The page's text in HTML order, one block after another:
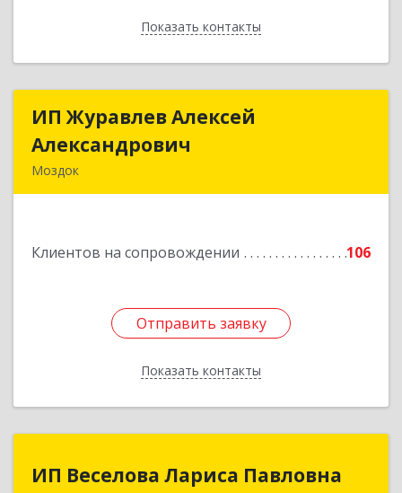
Показать контакты
Назад
ИП Журавлев Алексей
Александрович
Моздок
Клиентов на сопровождении 106
Отправить заявку
Показать контакты
ИП Журавлев Алексей
Подробнее
Отправить заявку
Назад
ИП Веселова Лариса Павловна